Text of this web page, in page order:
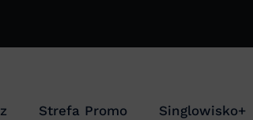
Strefa Promo Singlowisko+